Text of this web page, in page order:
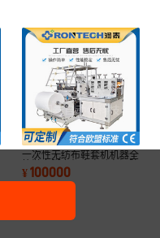
一次性无纺布鞋套机机器全
筋鞋套脚套机全自动车间防
尘脚套机
¥100000